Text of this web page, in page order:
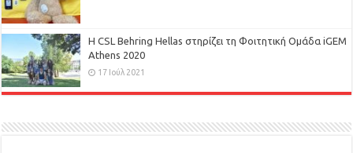
H CSL Behring Hellas στηρίζει τη Φοιτητική Ομάδα iGEM
Athens 2020
17 Ιούλ 2021